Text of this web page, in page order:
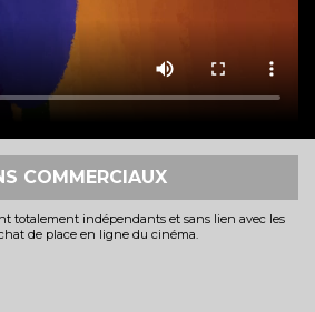
COMMERCIAUX
totalement indépendants et sans lien avec les
de place en ligne du cinéma.